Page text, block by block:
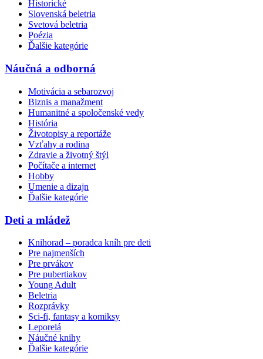
Historické
Slovenská beletria
Svetová beletria
Poézia
Ďalšie kategórie
Náučná a odborná
Motivácia a sebarozvoj
Biznis a manažment
Humanitné a spoločenské vedy
História
Životopisy a reportáže
Vzťahy a rodina
Zdravie a životný štýl
Počítače a internet
Hobby
Umenie a dizajn
Ďalšie kategórie
Deti a mládež
Knihorad – poradca kníh pre deti
Pre najmenších
Pre prvákov
Pre pubertiakov
Young Adult
Beletria
Rozprávky
Sci-fi, fantasy a komiksy
Leporelá
Náučné knihy
Ďalšie kategórie